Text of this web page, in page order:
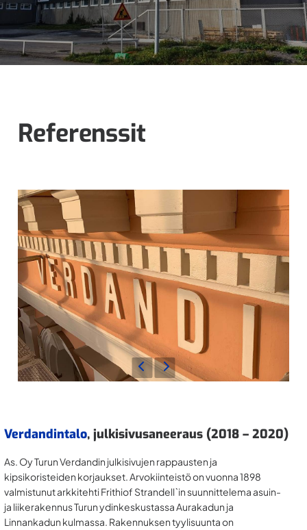
julkisivu-
urakointiin.
Referenssit
Verdandintalo, julkisivusaneeraus (2018 – 2020)
As. Oy Turun Verdandin julkisivujen rappausten ja
kipsikoristeiden korjaukset. Arvokiinteistö on vuonna 1898
valmistunut arkkitehti Frithiof Strandell`in suunnittelema asuin-
ja liikerakennus Turun ydinkeskustassa Aurakadun ja
Linnankadun kulmassa. Rakennuksen tyylisuunta on